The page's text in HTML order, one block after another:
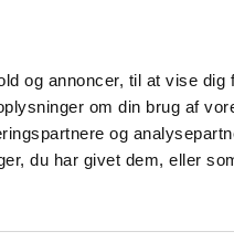
og annoncer, til at vise dig
om din brug af
og
du har givet dem, eller